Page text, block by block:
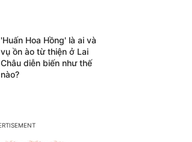
'Huấn Hoa Hồng' là ai và
vụ ồn ào từ thiện ở Lai
Châu diễn biến như thế
nào?